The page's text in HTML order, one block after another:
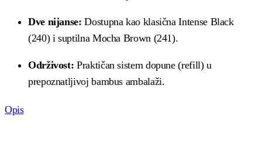
Dve nijanse: Dostupna kao klasična Intense Black
(240) i suptilna Mocha Brown (241).
Održivost: Praktičan sistem dopune (refill) u
prepoznatljivoj bambus ambalaži.
Opis